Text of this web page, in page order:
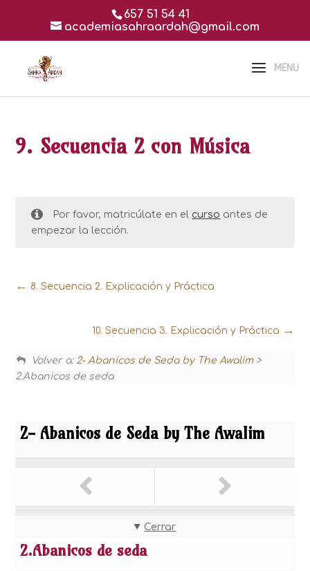
657 51 54 41
academiasahraardah@gmail.com
9. Secuencia 2 con Música
Por favor, matricúlate en el curso antes de
empezar la lección.
8. Secuencia 2. Explicación y Práctica
10. Secuencia 3. Explicación y Práctica
Volver a: 2- Abanicos de Seda by The Awalim>
2.Abanicos de seda
2- Abanicos de Seda by The Awalim
Cerrar
2.Abanicos de seda